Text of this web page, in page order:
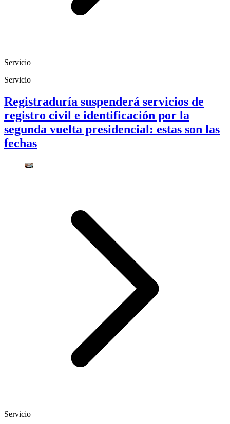
Servicio
Servicio
Registraduría suspenderá servicios de
registro civil e identificación por la
segunda vuelta presidencial: estas son las
fechas
Servicio